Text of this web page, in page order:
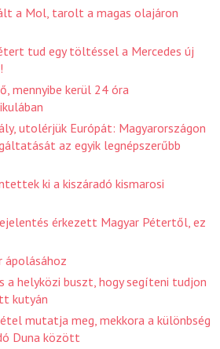
a Mol, tarolt a magas olajáron
tud egy töltéssel a Mercedes új
mennyibe kerül 24 óra
utolérjük Európát: Magyarországon
az egyik legnépszerűbb
ki a kiszáradó kismarosi
érkezett Magyar Pétertől, ez
ápolásához
helyközi buszt, hogy segíteni tudjon
kutyán
mutatja meg, mekkora a különbség
Duna között